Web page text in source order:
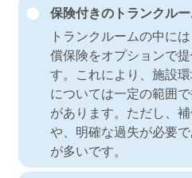
保険付きのトランクル
トランクルームの中に
償保険をオプションで
す。これにより、施設
については一定の範囲
があります。ただし、
や、明確な過失が必要
が多いです。